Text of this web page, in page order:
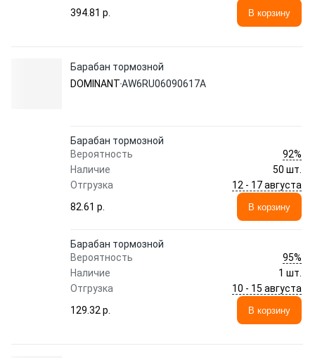
394.81 p.
В корзину
Барабан тормозной
DOMINANTAW6RU06090617A
Барабан тормозной
Вероятность
92%
Наличие
50 шт.
Отгрузка
12 - 17 августа
82.61 p.
В корзину
Барабан тормозной
Вероятность
95%
Наличие
1 шт.
Отгрузка
10 - 15 августа
129.32 p.
В корзину